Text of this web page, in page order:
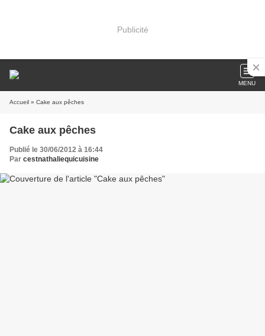
Publicité
MENU
Accueil » Cake aux pêches
Cake aux pêches
Publié le 30/06/2012 à 16:44
Par cestnathaliequicuisine